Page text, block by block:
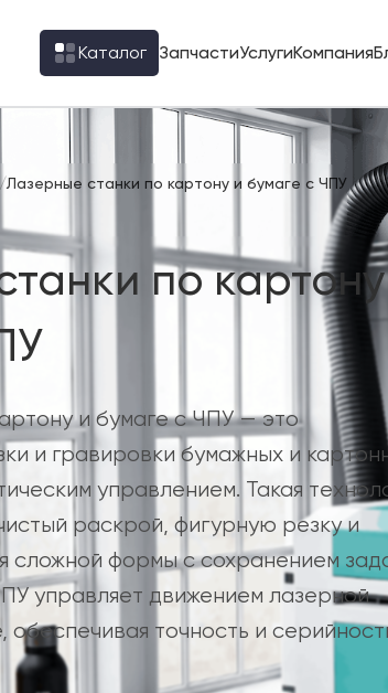
Каталог ЗапчастиУслугиКомпания
/Лазерные станки по картону и бумаге с ЧПУ
по
и бумаге с ЧПУ — это
и гравировки бумажных и
управлением. Такая
раскрой, фигурную резку и
сложной формы с сохранением
управляет движением лазерной
обеспечивая точность и